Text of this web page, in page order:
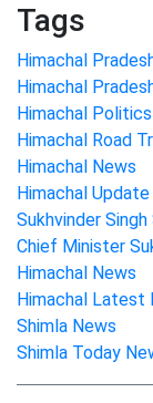
Tags
Himachal
Himachal
Himachal Politics
Himachal Road
Himachal News
Himachal Update
Sukhvinder Singh
Chief Minister
Himachal News
Himachal Latest
Shimla News
Shimla Today